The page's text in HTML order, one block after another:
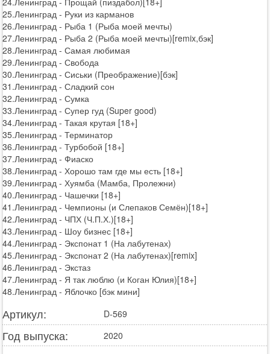
25.Ленинград - Руки из карманов
26.Ленинград - Рыба 1 (Рыба моей мечты)
27.Ленинград - Рыба 2 (Рыба моей мечты)[remix,бэк]
28.Ленинград - Самая любимая
29.Ленинград - Свобода
30.Ленинград - Сиськи (Преображение)[бэк]
31.Ленинград - Сладкий сон
32.Ленинград - Сумка
33.Ленинград - Супер гуд (Super good)
34.Ленинград - Такая крутая [18+]
35.Ленинград - Терминатор
36.Ленинград - Турбобой [18+]
37.Ленинград - Фиаско
38.Ленинград - Хорошо там где мы есть [18+]
39.Ленинград - Хуямба (Мамба, Пролежни)
40.Ленинград - Чашечки [18+]
41.Ленинград - Чемпионы (и Слепаков Семён)[18+]
42.Ленинград - ЧПХ (Ч.П.Х.)[18+]
43.Ленинград - Шоу бизнес [18+]
44.Ленинград - Экспонат 1 (На лабутенах)
45.Ленинград - Экспонат 2 (На лабутенах)[remix]
46.Ленинград - Экстаз
47.Ленинград - Я так люблю (и Коган Юлия)[18+]
48.Ленинград - Яблочко [бэк мини]
Артикул: D-569
Год выпуска: 2020